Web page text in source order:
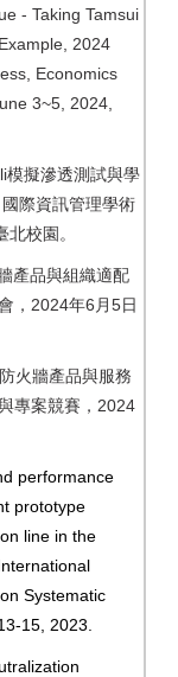
- Taking Tamsui
2024
Economics
3~5, 2024,
模擬滲透測試與學
國際資訊管理學術
北校園。
產品與組織適配
， 2024年6 月 5 日
火牆產品與服務
專案競賽， 2024
performance
prototype
line in the
Systematic
15, 2023.